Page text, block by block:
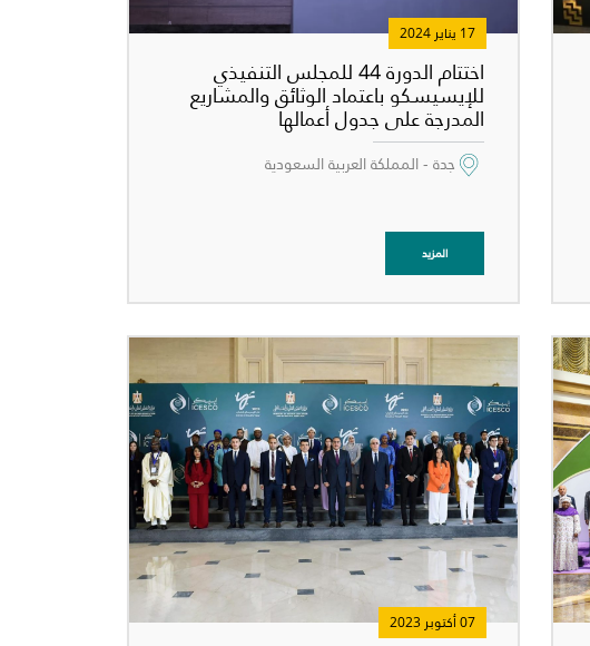
17 يناير 2024
اختتام الدورة 44 للمجلس التنفيذي
للإيسيسكو باعتماد الوثائق والمشاريع
المدرجة على جدول أعمالها
جدة - المملكة العربية السعودية
المزيد
07 أكتوبر 2023